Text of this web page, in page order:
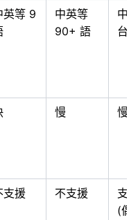
英等 9
中英等
90+ 語
中
台
慢 慢
支援 不支援
支
(偶